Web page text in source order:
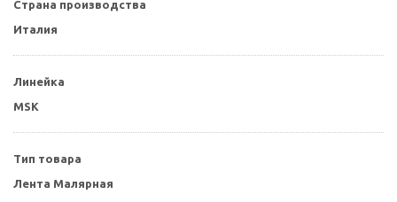
Страна производства
Италия
Линейка
MSK
Тип товара
Лента Малярная